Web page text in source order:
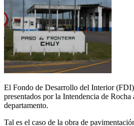
El Fondo de Desarrollo del Interior
presentados por la Intendencia de Rocha
departamento.
Tal es el caso de la obra de